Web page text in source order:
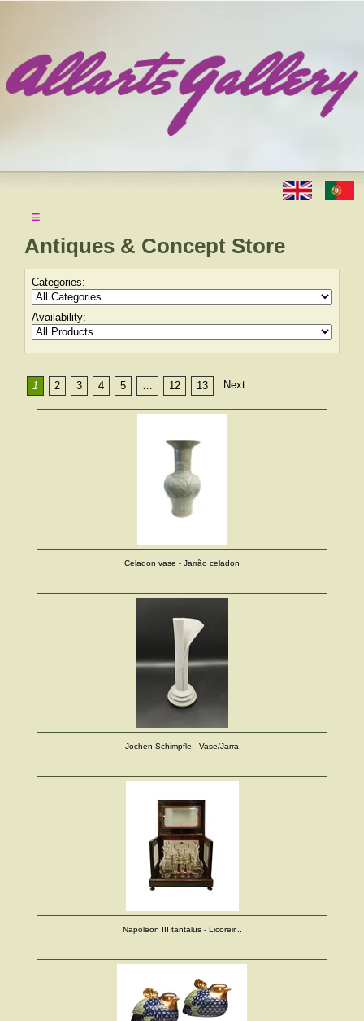
≡
Antiques & Concept Store
Categories:
Availability:
1 2 3 4 5 … 12 13 Next
Celadon vase - Jarrão celadon
Jochen Schimpfle - Vase/Jarra
Napoleon III tantalus - Licoreir...